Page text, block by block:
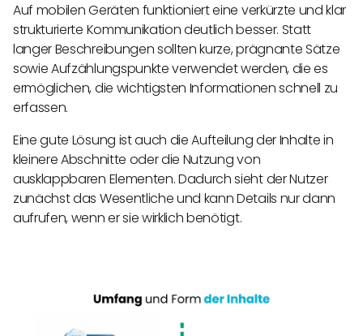
Auf mobilen Geräten funktioniert eine verkürzte und klar
strukturierte Kommunikation deutlich besser. Statt
langer Beschreibungen sollten kurze, prägnante Sätze
sowie Aufzählungspunkte verwendet werden, die es
ermöglichen, die wichtigsten Informationen schnell zu
erfassen.
Eine gute Lösung ist auch die Aufteilung der Inhalte in
kleinere Abschnitte oder die Nutzung von
ausklappbaren Elementen. Dadurch sieht der Nutzer
zunächst das Wesentliche und kann Details nur dann
aufrufen, wenn er sie wirklich benötigt.